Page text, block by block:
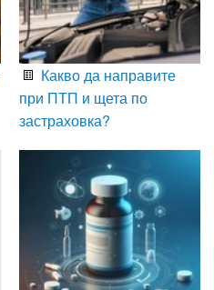
Какво да направите
при ПТП и щета по
застраховка?